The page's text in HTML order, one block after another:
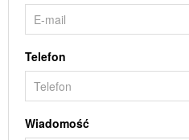
Telefon
Wiadomość